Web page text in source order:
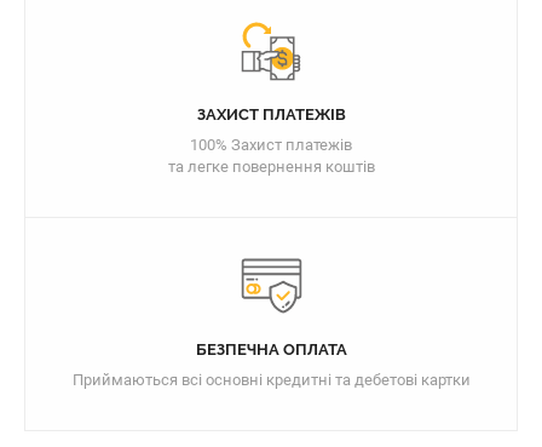
ЗАХИСТ ПЛАТЕЖІВ
100% Захист платежів
та легке повернення коштів
БЕЗПЕЧНА ОПЛАТА
Приймаються всі основні кредитні та дебетові картки